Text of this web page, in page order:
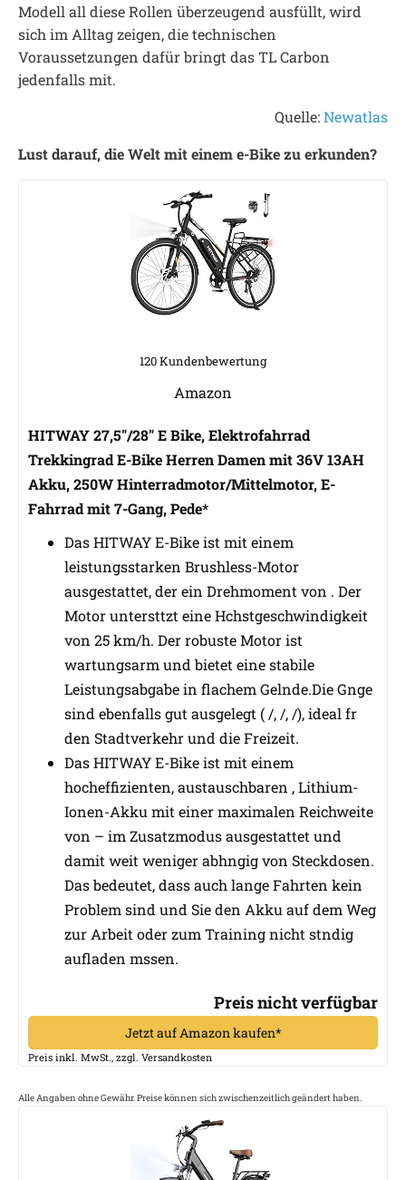
Modell all diese Rollen überzeugend ausfüllt, wird
sich im Alltag zeigen, die technischen
Voraussetzungen dafür bringt das TL Carbon
jedenfalls mit.
Quelle:Newatlas
Lust darauf, die Welt mit einem e-Bike zu erkunden?
120 Kundenbewertung
Amazon
HITWAY 27,5"/28" E Bike, Elektrofahrrad
Trekkingrad E-Bike Herren Damen mit 36V 13AH
Akku, 250W Hinterradmotor/Mittelmotor, E-
Fahrrad mit 7-Gang, Pede*
Das HITWAY E-Bike ist mit einem
leistungsstarken Brushless-Motor
ausgestattet, der ein Drehmoment von . Der
Motor untersttzt eine Hchstgeschwindigkeit
von 25 km/h. Der robuste Motor ist
wartungsarm und bietet eine stabile
Leistungsabgabe in flachem Gelnde.Die Gnge
sind ebenfalls gut ausgelegt ( /, /, /), ideal fr
den Stadtverkehr und die Freizeit.
Das HITWAY E-Bike ist mit einem
hocheffizienten, austauschbaren , Lithium-
Ionen-Akku mit einer maximalen Reichweite
von – im Zusatzmodus ausgestattet und
damit weit weniger abhngig von Steckdosen.
Das bedeutet, dass auch lange Fahrten kein
Problem sind und Sie den Akku auf dem Weg
zur Arbeit oder zum Training nicht stndig
aufladen mssen.
Preis nicht verfügbar
Jetzt auf Amazon kaufen*
Preis inkl. MwSt., zzgl. Versandkosten
Alle Angaben ohne Gewähr. Preise können sich zwischenzeitlich geändert haben.